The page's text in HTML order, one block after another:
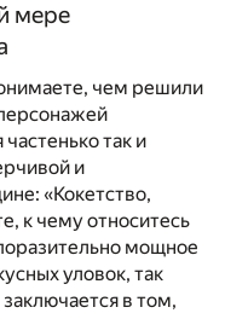
мере
чем решили
так и
и
«Кокетство,
к чему относитесь
мощное
уловок, так
в том,